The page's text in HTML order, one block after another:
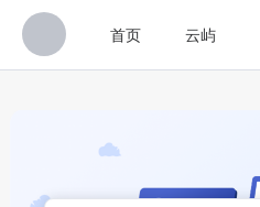
首页 云屿